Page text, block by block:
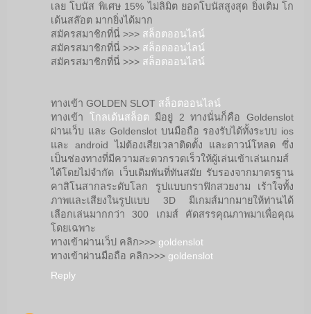
เลย โบนัส พิเศษ 15% ไม่ลิมิต ยอดโบนัสสูงสุด ยิ่งเติม โก
เด้นสล๊อต มากยิ่งได้มาก
สมัครสมาชิกที่นี่ >>> สล็อตออนไลน์
สมัครสมาชิกที่นี่ >>> สล็อตออนไลน์
สมัครสมาชิกที่นี่ >>> สล็อตออนไลน์
ทางเข้า GOLDEN SLOT สล็อตออนไลน์
ทางเข้า โกลเด้นสล็อต มีอยู่ 2 ทางนั่นก็คือ Goldenslot
ผ่านเว็บ และ Goldenslot บนมือถือ รองรับได้ทั้งระบบ ios
และ android ไม่ต้องเสียเวลาติดตั้ง และดาวน์โหลด ซึ่ง
เป็นช่องทางที่มีความสะดวกรวดเร็วให้ผู้เล่นเข้าเล่นเกมส์
ได้โดยไม่จำกัด เว็บเดิมพันที่ทันสมัย รับรองจากมาตรฐาน
คาสิโนสากลระดับโลก รูปแบบกราฟิกสวยงาม เร้าใจทั้ง
ภาพและเสียงในรูปแบบ 3D มีเกมส์มากมายให้ท่านได้
เลือกเล่นมากกว่า 300 เกมส์ คัดสรรคุณภาพมาเพื่อคุณ
โดยเฉพาะ
ทางเข้าผ่านเว็ป คลิก>>> goldenslot
ทางเข้าผ่านมือถือ คลิก>>> goldenslot
Reply